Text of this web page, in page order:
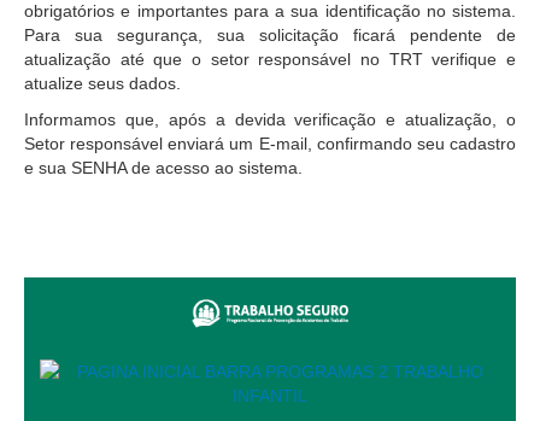
Programa Aprendizagem
Protocolo Eletrônico
Suspensão e Prorrogação de Prazos
Busca Geral
Portal de Doações do TRT11
Acessibilidade
Editais de Credenciamento
Monitoramento do Serviços de TIC
obrigatórios e importantes para a sua identificação no sistema.
Para sua segurança, sua solicitação ficará pendente de
atualização até que o setor responsável no TRT verifique e
atualize seus dados.
Informamos que, após a devida verificação e atualização, o
Setor responsável enviará um E-mail, confirmando seu cadastro
e sua SENHA de acesso ao sistema.